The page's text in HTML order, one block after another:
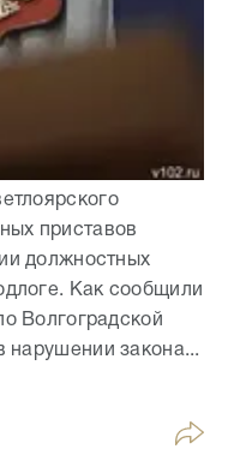
приставов
должностных
Как сообщили
Волгоградской
нарушении закона...